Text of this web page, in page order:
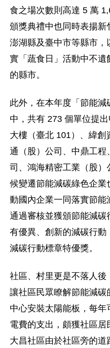
食之場次數則高達 5 萬
頒獎典禮中也同時表揚新
澎湖縣及臺中市等縣市
實「蔬食日」活動中不
的縣市。
此外，在本年度「節能
中，共有 273 個單位提
大樓（臺北 101）、緯
通（股）公司、中鼎工
司、鴻海精密工業（股
候變遷節能減碳綠色企
動國內企業一同落實節
通過審核並獲頒節能減
有優異、創新的減碳行
減碳行動標章特優獎。
社區、村里更是不落人
讓社區民眾瞭解節能減
中心安裝太陽能板，每
電費的支出，頗獲社區
大昌社區由於社區旁的